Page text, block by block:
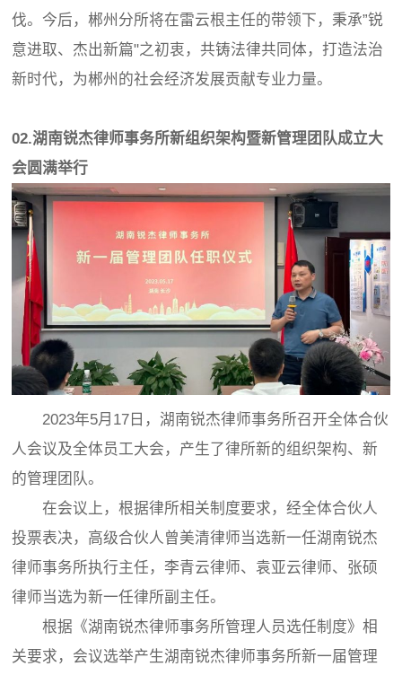
伐。今后，郴州分所将在雷云根主任的带领下，秉承”锐
意进取、杰出新篇"之初衷，共铸法律共同体，打造法治
新时代，为郴州的社会经济发展贡献专业力量。
02.湖南锐杰律师事务所新组织架构暨新管理团队成立大
会圆满举行
2023年5月17日，湖南锐杰律师事务所召开全体合伙
人会议及全体员工大会，产生了律所新的组织架构、新
的管理团队。
在会议上，根据律所相关制度要求，经全体合伙人
投票表决，高级合伙人曾美清律师当选新一任湖南锐杰
律师事务所执行主任，李青云律师、袁亚云律师、张硕
律师当选为新一任律所副主任。
根据《湖南锐杰律师事务所管理人员选任制度》相
关要求，会议选举产生湖南锐杰律师事务所新一届管理